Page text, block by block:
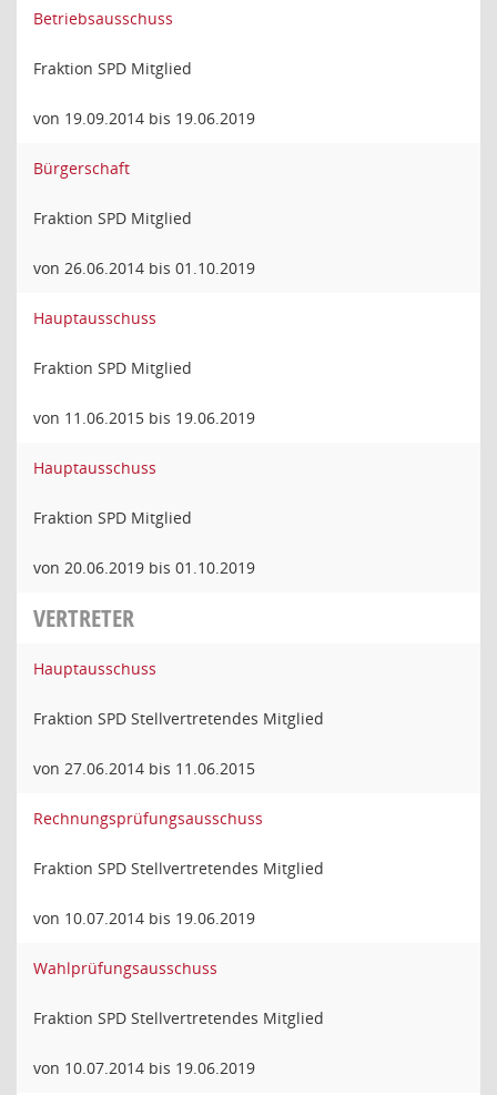
Betriebsausschuss
Fraktion SPD Mitglied
von 19.09.2014 bis 19.06.2019
Bürgerschaft
Fraktion SPD Mitglied
von 26.06.2014 bis 01.10.2019
Hauptausschuss
Fraktion SPD Mitglied
von 11.06.2015 bis 19.06.2019
Hauptausschuss
Fraktion SPD Mitglied
von 20.06.2019 bis 01.10.2019
VERTRETER
Hauptausschuss
Fraktion SPD Stellvertretendes Mitglied
von 27.06.2014 bis 11.06.2015
Rechnungsprüfungsausschuss
Fraktion SPD Stellvertretendes Mitglied
von 10.07.2014 bis 19.06.2019
Wahlprüfungsausschuss
Fraktion SPD Stellvertretendes Mitglied
von 10.07.2014 bis 19.06.2019